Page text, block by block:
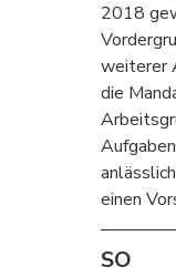
2018
weiterer
die
einen
SO